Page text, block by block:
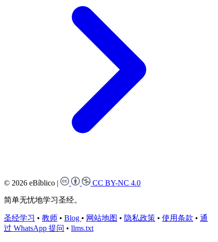
© 2026 eBíblico | CC BY-NC 4.0
简单无忧地学习圣经。
圣经学习 • 教师 • Blog • 网站地图 • 隐私政策 • 使用条款 • 通
过 WhatsApp 提问 • llms.txt